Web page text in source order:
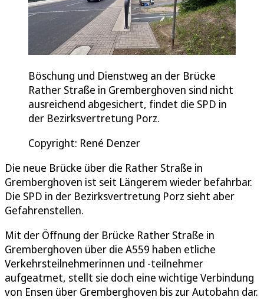
Böschung und Dienstweg an der Brücke
Rather Straße in Gremberghoven sind nicht
ausreichend abgesichert, findet die SPD in
der Bezirksvertretung Porz.
Copyright: René Denzer
Die neue Brücke über die Rather Straße in
Gremberghoven ist seit Längerem wieder befahrbar.
Die SPD in der Bezirksvertretung Porz sieht aber
Gefahrenstellen.
Mit der Öffnung der Brücke Rather Straße in
Gremberghoven über die A559 haben etliche
Verkehrsteilnehmerinnen und -teilnehmer
aufgeatmet, stellt sie doch eine wichtige Verbindung
von Ensen über Gremberghoven bis zur Autobahn dar.